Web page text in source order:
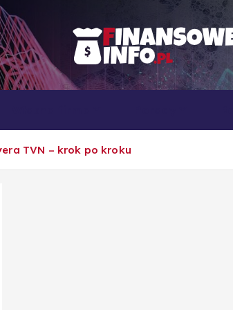
To i owo o rachunkowości, pracy,
TVN – krok po kroku